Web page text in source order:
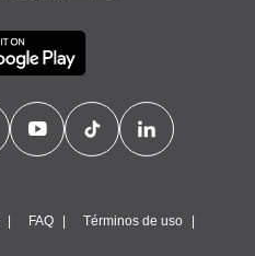
FAQ Términos de uso